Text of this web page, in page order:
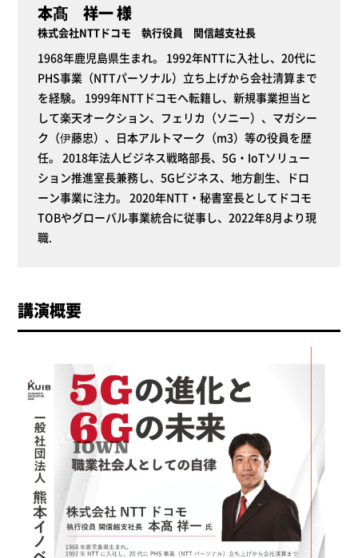
本髙 祥一 様
株式会社NTTドコモ 執行役員 関信越支社長
1968年鹿児島県生まれ。 1992年NTTに入社し、20代に
PHS事業（NTTパーソナル）立ち上げから会社清算まで
を経験。 1999年NTTドコモへ転籍し、新規事業担当と
して楽天オークション、フェリカ（ソニー）、マガシー
ク（伊藤忠）、日本アルトマーク（m3）等の役員を歴
任。 2018年法人ビジネス戦略部長、5G・IoTソリュー
ション推進室長兼務し、5Gビジネス、地方創生、ドロ
ーン事業に注力。 2020年NTT・秘書室長としてドコモ
TOBやグローバル事業統合に従事し、2022年8月より現
職.
講演概要